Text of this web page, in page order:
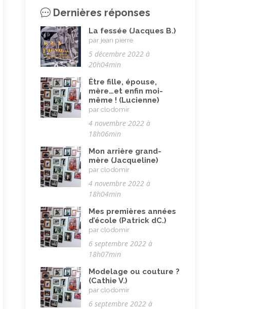
Dernières réponses
La fessée (Jacques B.)
par jean pierre
5 décembre 2022 à
20h04min
Être fille, épouse,
mère…et enfin moi-
même ! (Lucienne)
par clodomir
4 novembre 2022 à
18h06min
Mon arrière grand-
mère (Jacqueline)
par clodomir
4 novembre 2022 à
18h04min
Mes premières années
d’école (Patrick dC.)
par clodomir
6 septembre 2022 à
18h07min
Modelage ou couture ?
(Cathie V.)
par clodomir
6 septembre 2022 à